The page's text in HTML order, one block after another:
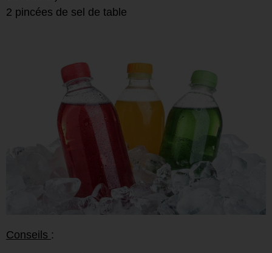
2 pincées de sel de table
Conseils :